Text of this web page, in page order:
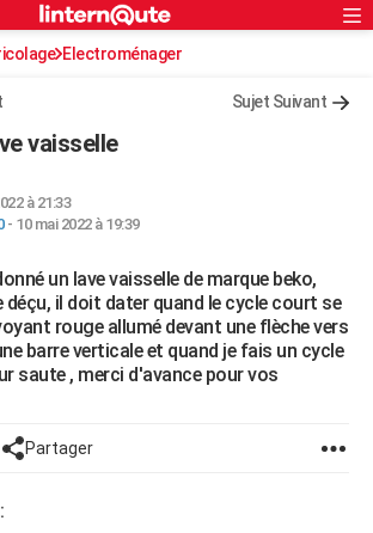
ville
S'inscrire
Connexion
Electroménager
Sujet Suivant
vaisselle
à 21:33
- 10 mai 2022 à 19:39
un lave vaisselle de marque beko,
déçu, il doit dater quand le cycle court se
rouge allumé devant une flèche vers
barre verticale et quand je fais un cycle
saute , merci d'avance pour vos
Partager